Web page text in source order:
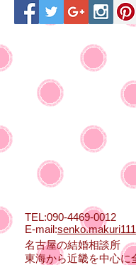
TEL:090-4469-0012
E-mail:
名古屋の結婚相談所
東海から近畿を中心